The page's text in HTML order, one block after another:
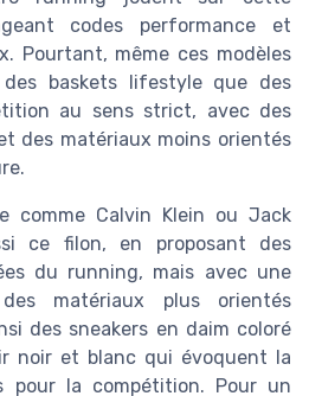
codes performance et
Pourtant, même ces modèles
baskets lifestyle que des
au sens strict, avec des
des matériaux moins orientés
comme Calvin Klein ou Jack
ce filon, en proposant des
du running, mais avec une
matériaux plus orientés
des sneakers en daim coloré
noir et blanc qui évoquent la
pour la compétition. Pour un